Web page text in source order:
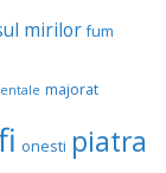
mirilor fum
majorat
onesti piatra